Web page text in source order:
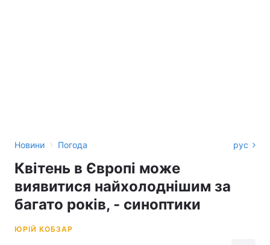
Новини › Погода рус
Квітень в Європі може
виявитися найхолоднішим за
багато років, - синоптики
ЮРІЙ КОБЗАР